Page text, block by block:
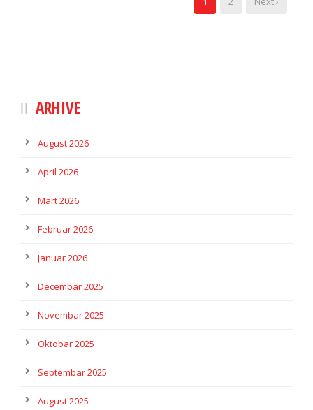
ARHIVE
August 2026
April 2026
Mart 2026
Februar 2026
Januar 2026
Decembar 2025
Novembar 2025
Oktobar 2025
Septembar 2025
August 2025